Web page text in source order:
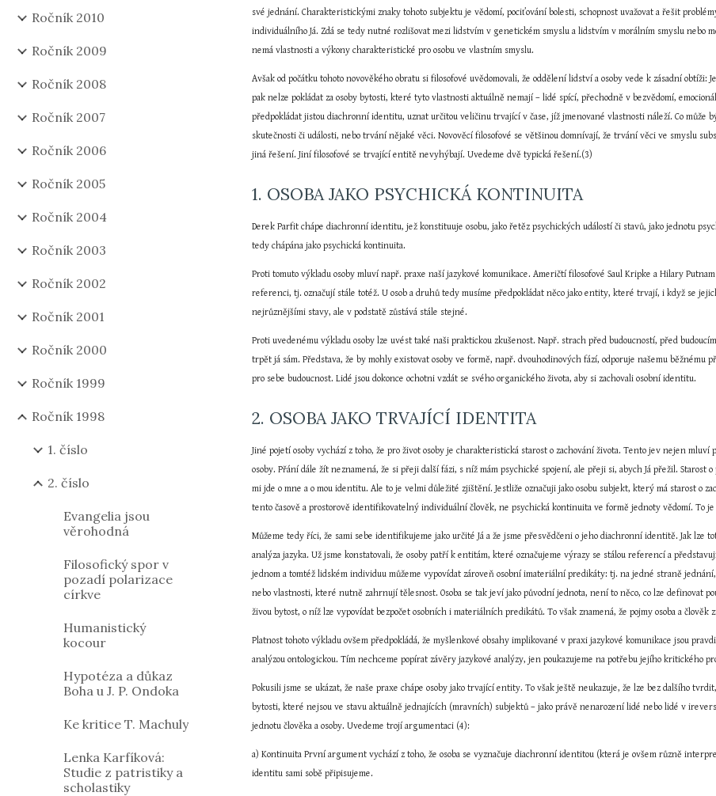
Ročník 2010
Ročník 2009
Ročník 2008
Ročník 2007
Ročník 2006
Ročník 2005
Ročník 2004
Ročník 2003
Ročník 2002
Ročník 2001
Ročník 2000
Ročník 1999
Ročník 1998
1. číslo
2. číslo
Evangelia jsou
věrohodná
Filosofický spor v
pozadí polarizace
církve
Humanistický
kocour
Hypotéza a důkaz
Boha u J. P. Ondoka
Ke kritice T. Machuly
Lenka Karfíková:
Studie z patristiky a
scholastiky
své jednání. Charakteristickými znaky tohoto subjektu je vědomí, pociťování bolesti, schopnost uvažovat a řešit
individuálního Já. Zdá se tedy nutné rozlišovat mezi lidstvím v genetickém smyslu a lidstvím v morálním smyslu nebo
nemá vlastnosti a výkony charakteristické pro osobu ve vlastním smyslu.
Avšak od počátku tohoto novověkého obratu si filosofové uvědomovali, že oddělení lidství a osoby vede k zásadní
pak nelze pokládat za osoby bytosti, které tyto vlastnosti aktuálně nemají – lidé spící, přechodně v bezvědomí,
předpokládat jistou diachronní identitu, uznat určitou veličinu trvající v čase, jíž jmenované vlastnosti náleží. Co
skutečnosti či události, nebo trvání nějaké věci. Novověcí filosofové se většinou domnívají, že trvání věci ve smyslu
jiná řešení. Jiní filosofové se trvající entitě nevyhýbají. Uvedeme dvě typická řešení.(3)
1. OSOBA JAKO PSYCHICKÁ KONTINUITA
Derek Parfit chápe diachronní identitu, jež konstituuje osobu, jako řetěz psychických událostí či stavů, jako jednotu
tedy chápána jako psychická kontinuita.
Proti tomuto výkladu osoby mluví např. praxe naší jazykové komunikace. Američtí filosofové Saul Kripke a Hilary
referenci, tj. označují stále totéž. U osob a druhů tedy musíme předpokládat něco jako entity, které trvají, i když se
nejrůznějšími stavy, ale v podstatě zůstává stále stejné.
Proti uvedenému výkladu osoby lze uvést také naši praktickou zkušenost. Např. strach před budoucností, před
trpět já sám. Představa, že by mohly existovat osoby ve formě, např. dvouhodinových fází, odporuje našemu běžnému
pro sebe budoucnost. Lidé jsou dokonce ochotni vzdát se svého organického života, aby si zachovali osobní identitu.
2. OSOBA JAKO TRVAJÍCÍ IDENTITA
Jiné pojetí osoby vychází z toho, že pro život osoby je charakteristická starost o zachování života. Tento jev nejen
osoby. Přání dále žít neznamená, že si přeji další fázi, s níž mám psychické spojení, ale přeji si, abych Já přežil.
mi jde o mne a o mou identitu. Ale to je velmi důležité zjištění. Jestliže označuji jako osobu subjekt, který má starost o
tento časově a prostorově identifikovatelný individuální člověk, ne psychická kontinuita ve formě jednoty vědomí. To
Můžeme tedy říci, že sami sebe identifikujeme jako určité Já a že jsme přesvědčeni o jeho diachronní identitě. Jak lze
analýza jazyka. Už jsme konstatovali, že osoby patří k entitám, které označujeme výrazy se stálou referencí a
jednom a tomtéž lidském individuu můžeme vypovídat zároveň osobní imateriální predikáty: tj. na jedné straně
nebo vlastnosti, které nutně zahrnují tělesnost. Osoba se tak jeví jako původní jednota, není to něco, co lze definovat
živou bytost, o níž lze vypovídat bezpočet osobních i materiálních predikátů. To však znamená, že pojmy osoba a
Platnost tohoto výkladu ovšem předpokládá, že myšlenkové obsahy implikované v praxi jazykové komunikace jsou
analýzou ontologickou. Tím nechceme popírat závěry jazykové analýzy, jen poukazujeme na potřebu jejího kritického
Pokusili jsme se ukázat, že naše praxe chápe osoby jako trvající entity. To však ještě neukazuje, že lze bez dalšího
bytosti, které nejsou ve stavu aktuálně jednajících (mravních) subjektů – jako právě nenarození lidé nebo lidé v
jednotu člověka a osoby. Uvedeme trojí argumentaci (4):
a) Kontinuita První argument vychází z toho, že osoba se vyznačuje diachronní identitou (která je ovšem různě
identitu sami sobě připisujeme.